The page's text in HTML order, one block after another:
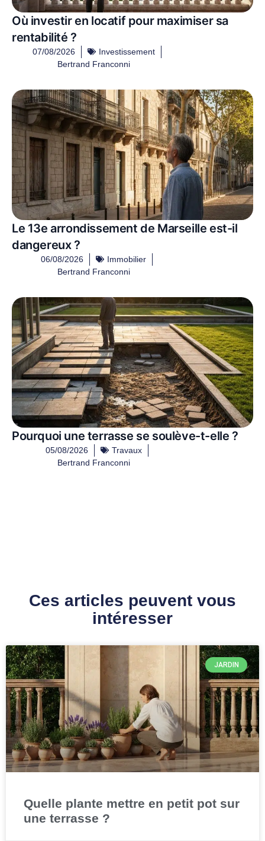
Où investir en locatif pour maximiser sa
rentabilité ?
07/08/2026
Investissement
Bertrand Franconni
Le 13e arrondissement de Marseille est-il
dangereux ?
06/08/2026
Immobilier
Bertrand Franconni
Pourquoi une terrasse se soulève-t-elle ?
05/08/2026
Travaux
Bertrand Franconni
Ces articles peuvent vous
intéresser
JARDIN
Quelle plante mettre en petit pot sur
une terrasse ?